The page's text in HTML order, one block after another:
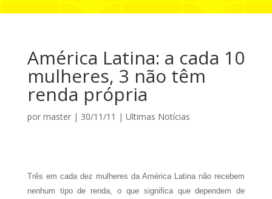
América Latina: a cada 10
mulheres, 3 não têm
renda própria
por master| 30/11/11 | Ultimas Notícias
Três em cada dez mulheres da América Latina não recebem
nenhum tipo de renda, o que significa que dependem de